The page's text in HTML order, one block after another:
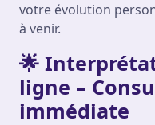
votre évolution
à venir.
🌟
ligne –
immédiate